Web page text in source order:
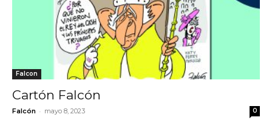
Falcon
Cartón Falcón
Falcón - mayo 8, 2023 0